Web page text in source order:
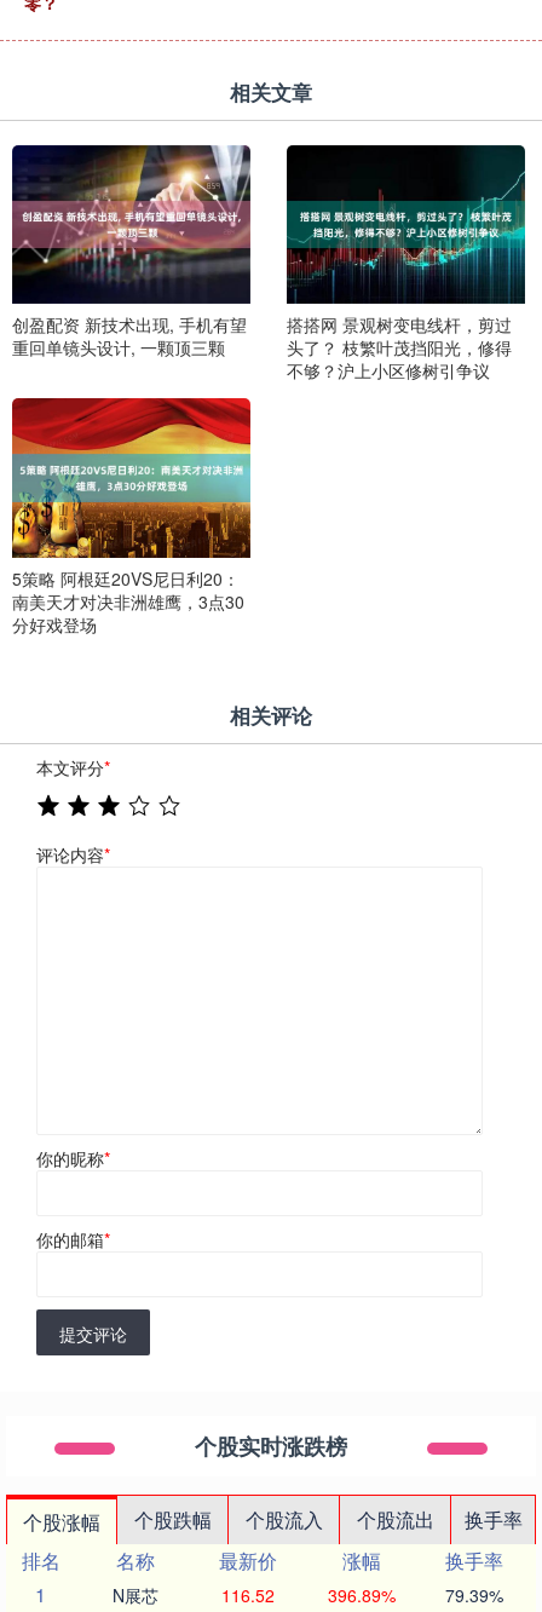
相关文章
创盈配资 新技术出现, 手机有望
重回单镜头设计, 一颗顶三颗
搭搭网 景观树变电线杆，剪过
头了？ 枝繁叶茂挡阳光，修得
不够？沪上小区修树引争议
5策略 阿根廷20VS尼日利20：
南美天才对决非洲雄鹰，3点30
分好戏登场
相关评论
本文评分*
评论内容*
你的昵称*
你的邮箱*
提交评论
个股实时涨跌榜
个股涨幅 个股跌幅 个股流入 个股流出
换手率
排名
名称 最新价 涨幅
换手率
1
N展芯 116.52 396.89% 79.39%